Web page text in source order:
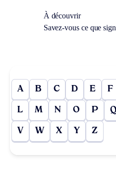
À découvrir
Savez-vous ce que
A B C D E F
L M N O P Q
V W X Y Z